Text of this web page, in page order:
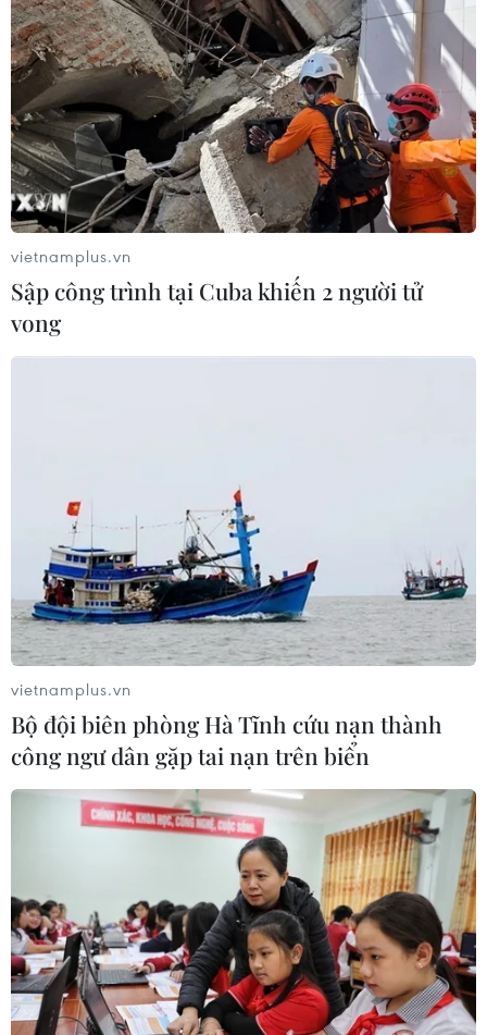
vietnamplus.vn
Sập công trình tại Cuba khiến 2 người tử
vong
vietnamplus.vn
Bộ đội biên phòng Hà Tĩnh cứu nạn thành
công ngư dân gặp tai nạn trên biển